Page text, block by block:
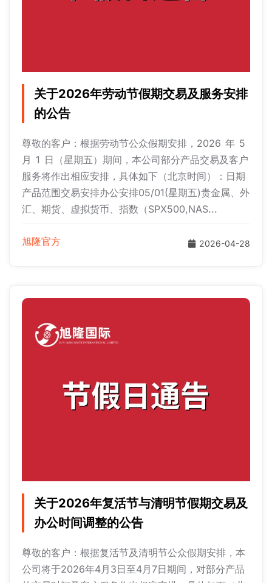
关于2026年劳动节假期交易及服务安排
的公告
尊敬的客户：根据劳动节公众假期安排，2026 年 5
月 1 日（星期五）期间，本公司部分产品交易及客户
服务将作出相应安排，具体如下（北京时间）：日期
产品范围交易安排办公安排05/01(星期五)贵金属、外
汇、期货、虚拟货币、指数（SPX500,NAS...
旭隆官方 2026-04-28
关于2026年复活节与清明节假期交易及
办公时间调整的公告
尊敬的客户：根据复活节及清明节公众假期安排，本
公司将于2026年4月3日至4月7日期间，对部分产品